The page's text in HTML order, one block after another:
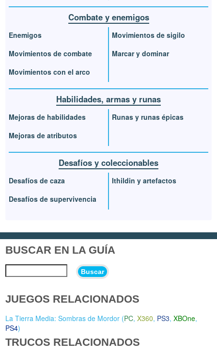
Combate y enemigos
Enemigos
Movimientos de combate
Movimientos con el arco
Movimientos de sigilo
Marcar y dominar
Habilidades, armas y runas
Mejoras de habilidades
Mejoras de atributos
Runas y runas épicas
Desafíos y coleccionables
Desafíos de caza
Desafíos de supervivencia
Ithildin y artefactos
BUSCAR EN LA GUÍA
Buscar
JUEGOS RELACIONADOS
La Tierra Media: Sombras de Mordor (PC,X360, PS3,XBOne,
PS4)
TRUCOS RELACIONADOS